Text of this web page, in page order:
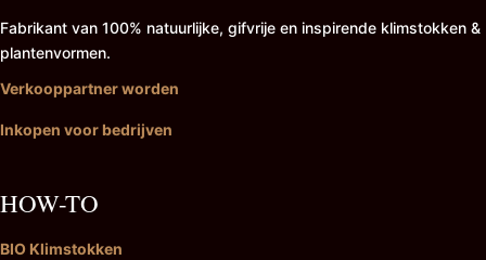
Fabrikant van 100% natuurlijke, gifvrije en inspirende klimstokken &
plantenvormen.
Verkooppartner worden
Inkopen voor bedrijven
HOW-TO
BIO Klimstokken